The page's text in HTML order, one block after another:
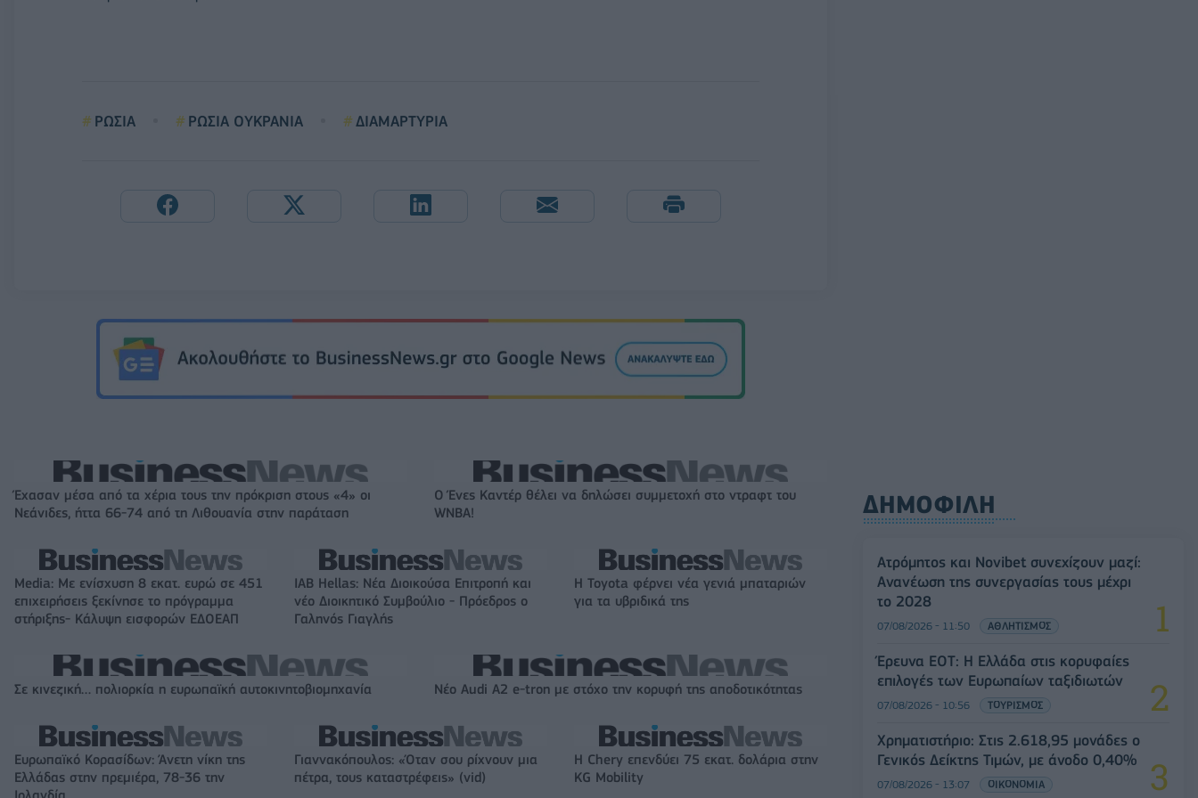
ΡΩΣΙΑ ΡΩΣΙΑ ΟΥΚΡΑΝΙΑ ΔΙΑΜΑΡΤΥΡΙΑ
Έχασαν μέσα από τα χέρια τους την πρόκριση στους «4» οι
Νεάνιδες, ήττα 66-74 από τη Λιθουανία στην παράταση
Ο Ένες Καντέρ θέλει να δηλώσει συμμετοχή στο ντραφτ του
WNBA!
Media: Με ενίσχυση 8 εκατ. ευρώ σε 451
επιχειρήσεις ξεκίνησε το πρόγραμμα
στήριξης- Κάλυψη εισφορών ΕΔΟΕΑΠ
IAB Hellas: Νέα Διοικούσα Επιτροπή και
νέο Διοικητικό Συμβούλιο - Πρόεδρος ο
Γαληνός Γιαγλής
Η Toyota φέρνει νέα γενιά μπαταριών
για τα υβριδικά της
Σε κινεζική… πολιορκία η ευρωπαϊκή αυτοκινητοβιομηχανία Νέο Audi A2 e-tron με στόχο την κορυφή της αποδοτικότητας
Ευρωπαϊκό Κορασίδων: Άνετη νίκη της
Ελλάδας στην πρεμιέρα, 78-36 την
Γιαννακόπουλος: «Όταν σου ρίχνουν μια
πέτρα, τους καταστρέφεις» (vid)
Η Chery επενδύει 75 εκατ. δολάρια στην
KG Mobility
ΔΗΜΟΦΙΛΗ
Ατρόμητος και Novibet συνεχίζουν μαζί:
Ανανέωση της συνεργασίας τους μέχρι
το 2028
07/08/2026 - 11:50 ΑΘΛΗΤΙΣΜΟΣ
Έρευνα ΕΟΤ: Η Ελλάδα στις κορυφαίες
επιλογές των Ευρωπαίων ταξιδιωτών
07/08/2026 - 10:56 ΤΟΥΡΙΣΜΟΣ
Χρηματιστήριο: Στις 2.618,95 μονάδες ο
Γενικός Δείκτης Τιμών, με άνοδο 0,40%
07/08/2026 - 13:07 ΟΙΚΟΝΟΜΙΑ